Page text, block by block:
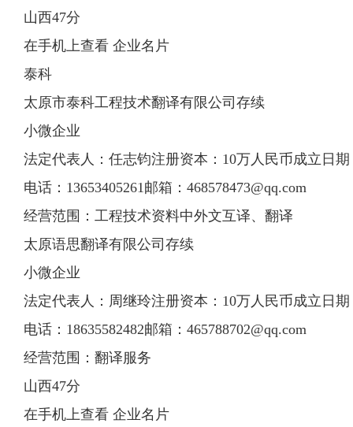
山西47分
在手机上查看 企业名片
泰科
太原市泰科工程技术翻译有限公司存续
小微企业
法定代表人：任志钧注册资本：10万人民币成立日期
电话：13653405261邮箱： 468578473@qq.com
经营范围：工程技术资料中外文互译、翻译
太原语思翻译有限公司存续
小微企业
法定代表人：周继玲注册资本：10万人民币成立日期
电话：18635582482邮箱： 465788702@qq.com
经营范围：翻译服务
山西47分
在手机上查看 企业名片